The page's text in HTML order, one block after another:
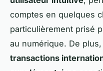
comptes en quelques
particulièrement prisé
au numérique. De
transactions